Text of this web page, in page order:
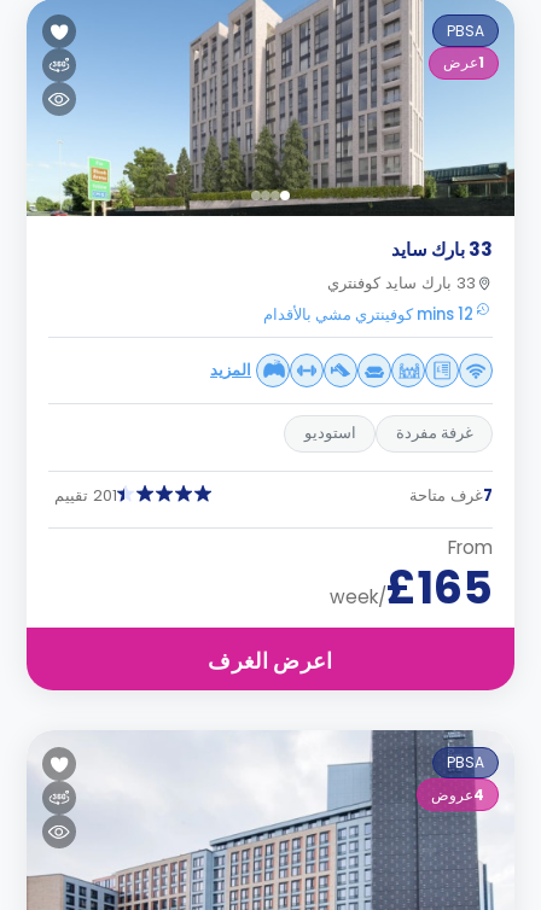
PBSA
1عرض
33 بارك سايد
33 بارك سايد كوفنتري
12 mins كوفينتري مشي بالأقدام
المزيد
غرفة مفردة استوديو
7غرف متاحة 201 تقييم
From
£165
/week
اعرض الغرف
PBSA
4عروض